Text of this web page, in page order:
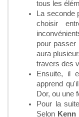
tous les
La seconde
choisir
pour
aura
travers des
Ensuite, il
apprend
Dor, ou une
Pour la
Selon Kenn